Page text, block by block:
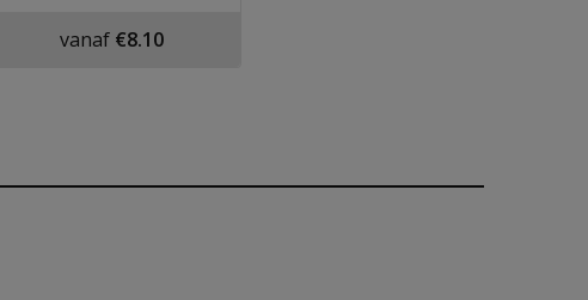
vanaf €8.10